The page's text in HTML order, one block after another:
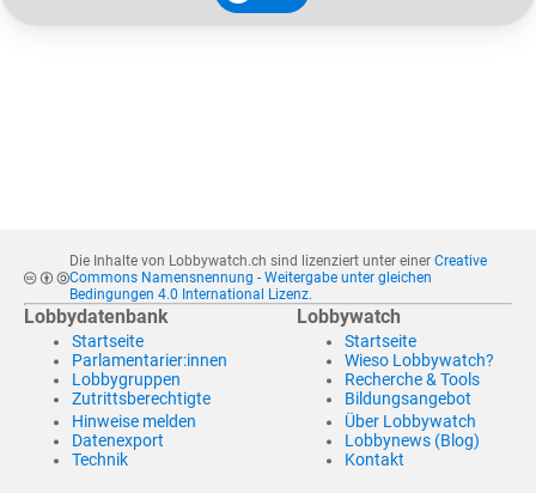
Die Inhalte von Lobbywatch.ch sind lizenziert unter einer Creative
Commons Namensnennung - Weitergabe unter gleichen
Bedingungen 4.0 International Lizenz.
Lobbydatenbank
Startseite
Parlamentarier:innen
Lobbygruppen
Zutrittsberechtigte
Hinweise melden
Datenexport
Technik
Lobbywatch
Startseite
Wieso Lobbywatch?
Recherche & Tools
Bildungsangebot
Über Lobbywatch
Lobbynews (Blog)
Kontakt